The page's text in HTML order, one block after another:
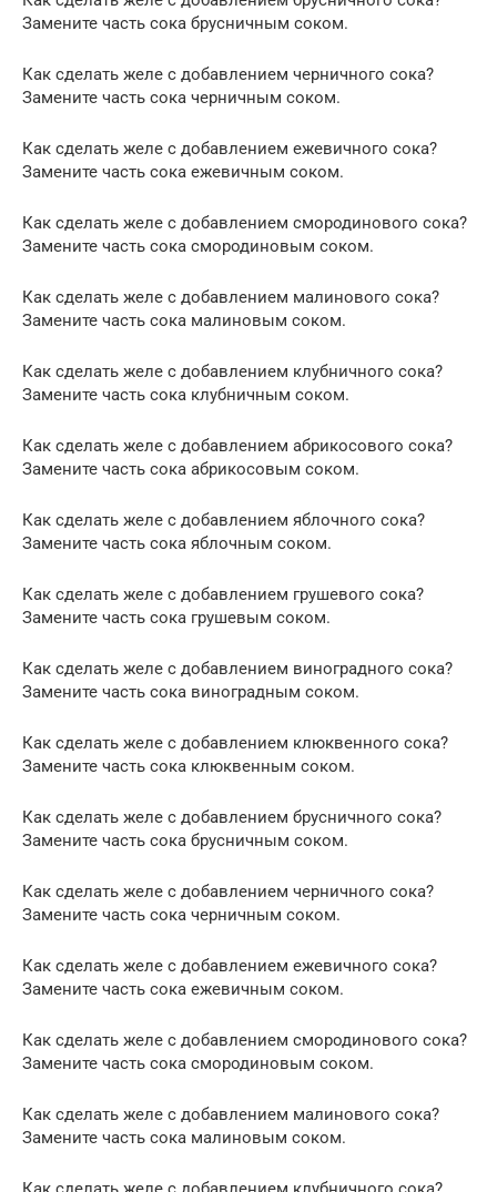
Замените часть сока брусничным соком.
Как сделать желе с добавлением черничного сока?
Замените часть сока черничным соком.
Как сделать желе с добавлением ежевичного сока?
Замените часть сока ежевичным соком.
Как сделать желе с добавлением смородинового сока?
Замените часть сока смородиновым соком.
Как сделать желе с добавлением малинового сока?
Замените часть сока малиновым соком.
Как сделать желе с добавлением клубничного сока?
Замените часть сока клубничным соком.
Как сделать желе с добавлением абрикосового сока?
Замените часть сока абрикосовым соком.
Как сделать желе с добавлением яблочного сока?
Замените часть сока яблочным соком.
Как сделать желе с добавлением грушевого сока?
Замените часть сока грушевым соком.
Как сделать желе с добавлением виноградного сока?
Замените часть сока виноградным соком.
Как сделать желе с добавлением клюквенного сока?
Замените часть сока клюквенным соком.
Как сделать желе с добавлением брусничного сока?
Замените часть сока брусничным соком.
Как сделать желе с добавлением черничного сока?
Замените часть сока черничным соком.
Как сделать желе с добавлением ежевичного сока?
Замените часть сока ежевичным соком.
Как сделать желе с добавлением смородинового сока?
Замените часть сока смородиновым соком.
Как сделать желе с добавлением малинового сока?
Замените часть сока малиновым соком.